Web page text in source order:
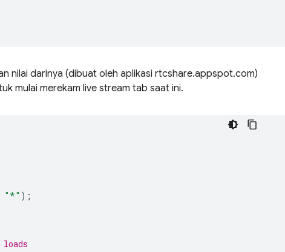
nilai darinya (dibuat oleh aplikasi rtcshare.appspot.com)
mulai merekam live stream tab saat ini.
"*" );